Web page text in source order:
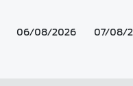
06/08/2026 07/08/